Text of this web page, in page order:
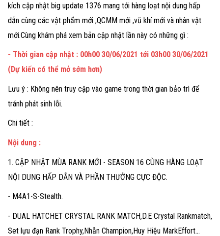
kích cập nhật big update 1376 mang tới hàng loạt nội dung hấp
dẫn cùng các vật phẩm mới ,QCMM mới ,vũ khí mới và nhân vật
mới.Cùng khám phá xem bản cập nhật lần này có những gì :
- Thời gian cập nhật : 00h00 30/06/2021 tới 03h00 30/06/2021
(Dự kiến có thể mở sớm hơn)
Lưu ý : Không nên truy cập vào game trong thời gian bảo trì để
tránh phát sinh lỗi.
Chi tiết :
Nội dung :
1. CẬP NHẬT MÙA RANK MỚI - SEASON 16 CÙNG HÀNG LOẠT
NỘI DUNG HẤP DẪN VÀ PHẦN THƯỞNG CỰC ĐỘC.
- M4A1-S-Stealth.
- DUAL HATCHET CRYSTAL RANK MATCH,D.E Crystal Rankmatch,
Set lựu đạn Rank Trophy,Nhẫn Champion,Huy Hiệu MarkEffort...